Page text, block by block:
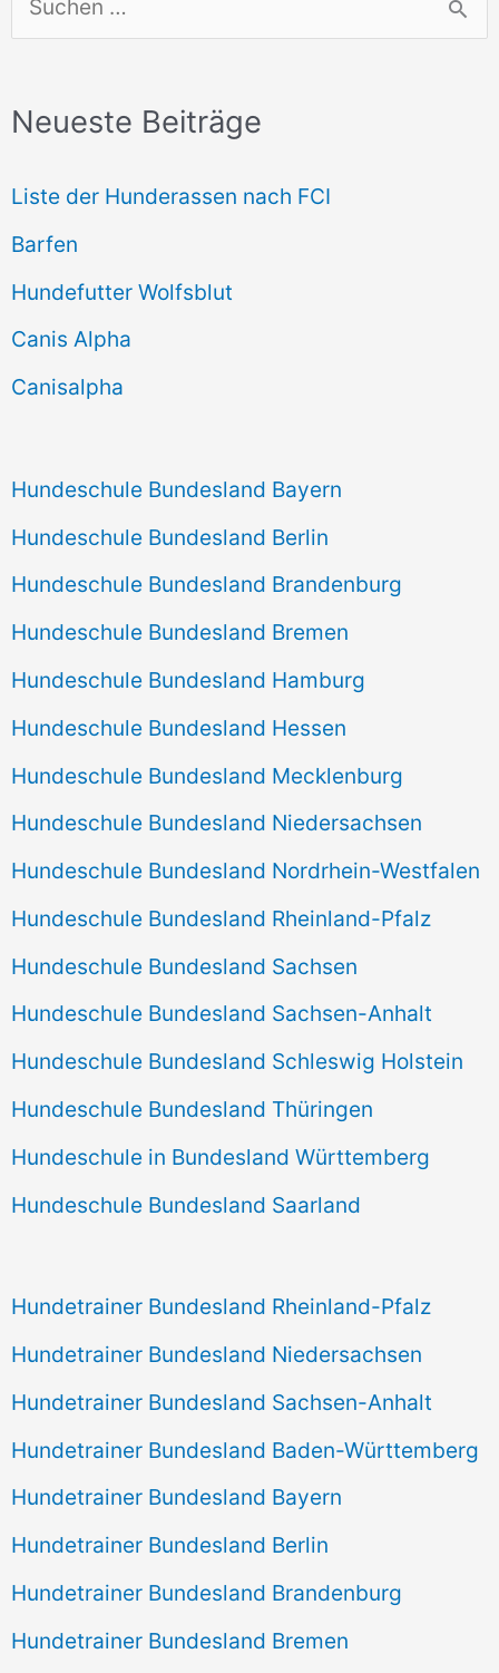
u
h
n
n
a
c
h
Neueste Beiträge
Liste der Hunderassen nach FCI
Barfen
Hundefutter Wolfsblut
Canis Alpha
Canisalpha
Hundeschule Bundesland Bayern
Hundeschule Bundesland Berlin
Hundeschule Bundesland Brandenburg
Hundeschule Bundesland Bremen
Hundeschule Bundesland Hamburg
Hundeschule Bundesland Hessen
Hundeschule Bundesland Mecklenburg
Hundeschule Bundesland Niedersachsen
Hundeschule Bundesland Nordrhein-Westfalen
Hundeschule Bundesland Rheinland-Pfalz
Hundeschule Bundesland Sachsen
Hundeschule Bundesland Sachsen-Anhalt
Hundeschule Bundesland Schleswig Holstein
Hundeschule Bundesland Thüringen
Hundeschule in Bundesland Württemberg
Hundeschule Bundesland Saarland
Hundetrainer Bundesland Rheinland-Pfalz
Hundetrainer Bundesland Niedersachsen
Hundetrainer Bundesland Sachsen-Anhalt
Hundetrainer Bundesland Baden-Württemberg
Hundetrainer Bundesland Bayern
Hundetrainer Bundesland Berlin
Hundetrainer Bundesland Brandenburg
Hundetrainer Bundesland Bremen